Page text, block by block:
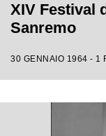
XIV Festival
Sanremo
30 GENNAIO 1964 - 1